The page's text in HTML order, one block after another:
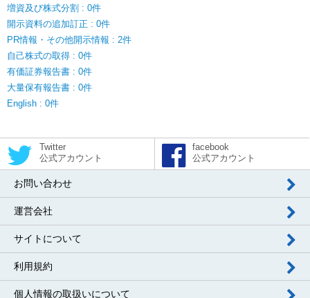
増資及び株式分割 : 0件
開示資料の追加訂正 : 0件
PR情報・その他開示情報 : 2件
自己株式の取得 : 0件
有価証券報告書 : 0件
大量保有報告書 : 0件
English : 0件
Twitter
公式アカウント
facebook
公式アカウント
お問い合わせ
運営会社
サイトについて
利用規約
個人情報の取扱いについて